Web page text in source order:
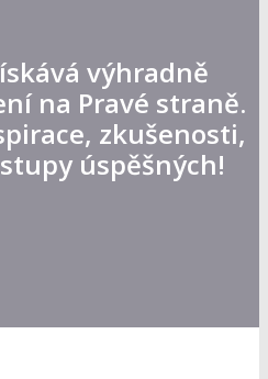
výhradně
na Pravé straně.
zkušenosti,
úspěšných!